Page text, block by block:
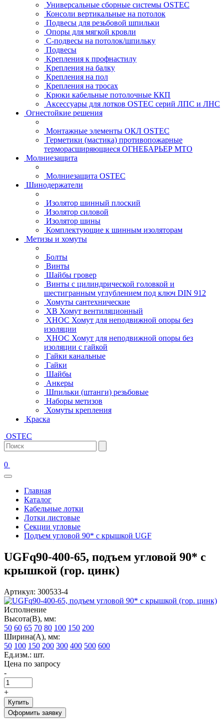
Универсальные сборные системы OSTEC
Консоли вертикальные на потолок
Подвесы для резьбовой шпильки
Опоры для мягкой кровли
С-подвесы на потолок/шпильку
Подвесы
Крепления к профнастилу
Крепления на балку
Крепления на пол
Крепления на тросах
Крюки кабельные потолочные ККП
Аксессуары для лотков OSTEC серий ЛПС и ЛНС
Огнестойкие решения
Монтажные элементы ОКЛ OSTEC
Герметики (мастика) противопожарные
терморасширяющиеся ОГНЕБАРЬЕР МТО
Молниезащита
Молниезащита OSTEC
Шинодержатели
Изолятор шинный плоский
Изолятор силовой
Изолятор шины
Комплектующие к шинным изоляторам
Метизы и хомуты
Болты
Винты
Шайбы гровер
Винты с цилиндрической головкой и
шестигранным углублением под ключ DIN 912
Хомуты сантехнические
ХВ Хомут вентиляционный
ХНОС Хомут для неподвижной опоры без
изоляции
ХНОС Хомут для неподвижной опоры без
изоляции с гайкой
Гайки канальные
Гайки
Шайбы
Анкеры
Шпильки (штанги) резьбовые
Наборы метизов
Хомуты крепления
Краска
OSTEC
0
Главная
Каталог
Кабельные лотки
Лотки листовые
Секции угловые
Подъем угловой 90* с крышкой UGF
UGFq90-400-65, подъем угловой 90* с
крышкой (гор. цинк)
Артикул: 300533-4
Исполнение
Высота(В), мм:
50 60 65 70 80 100 150 200
Ширина(А), мм:
50 100 150 200 300 400 500 600
Ед.изм.: шт.
Цена по запросу
-
+
Купить
Оформить заявку